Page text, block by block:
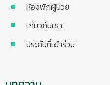
ห้องพักผู้ป่วย
เกี่ยวกับเรา
ประกันที่เข้าร่วม